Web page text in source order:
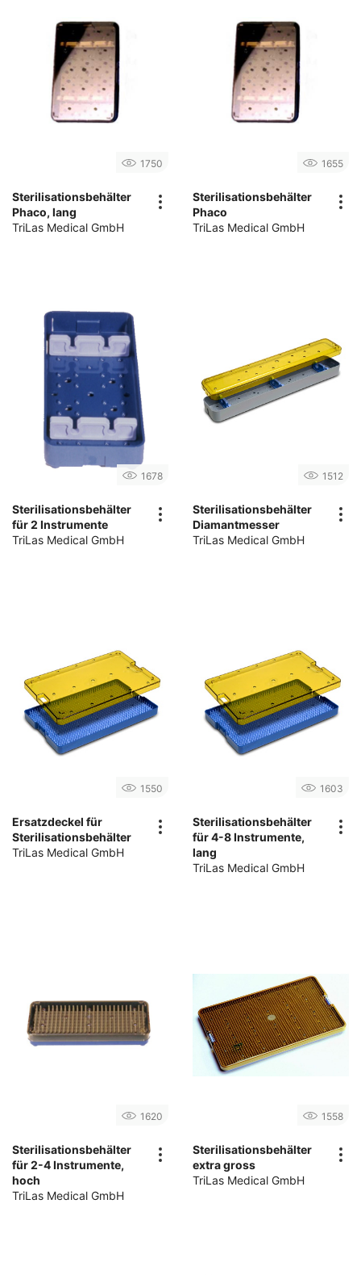
1750
Sterilisationsbehälter
Phaco, lang
TriLas Medical GmbH
1655
Sterilisationsbehälter
Phaco
TriLas Medical GmbH
1678
Sterilisationsbehälter
für 2 Instrumente
TriLas Medical GmbH
1512
Sterilisationsbehälter
Diamantmesser
TriLas Medical GmbH
1550
Ersatzdeckel für
Sterilisationsbehälter
TriLas Medical GmbH
1603
Sterilisationsbehälter
für 4-8 Instrumente,
lang
TriLas Medical GmbH
1620
Sterilisationsbehälter
für 2-4 Instrumente,
hoch
TriLas Medical GmbH
1558
Sterilisationsbehälter
extra gross
TriLas Medical GmbH